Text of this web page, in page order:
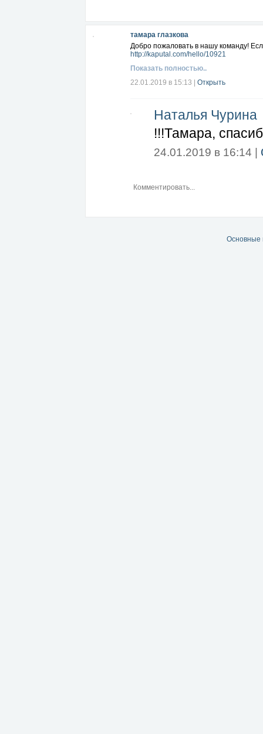
тамара глазкова
Добро пожаловать в нашу команду!
http://kaputal.com/hello/10921
Показать полностью..
22.01.2019 в 15:13
Открыть
Наталья Чурина
!!!Тамара,
24.01.2019 в 16:14 |
Основные